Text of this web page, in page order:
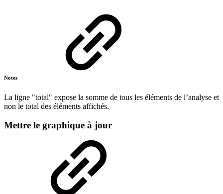
Notes
La ligne "total" expose la somme de tous les éléments de l’analyse et
non le total des éléments affichés.
Mettre le graphique à jour